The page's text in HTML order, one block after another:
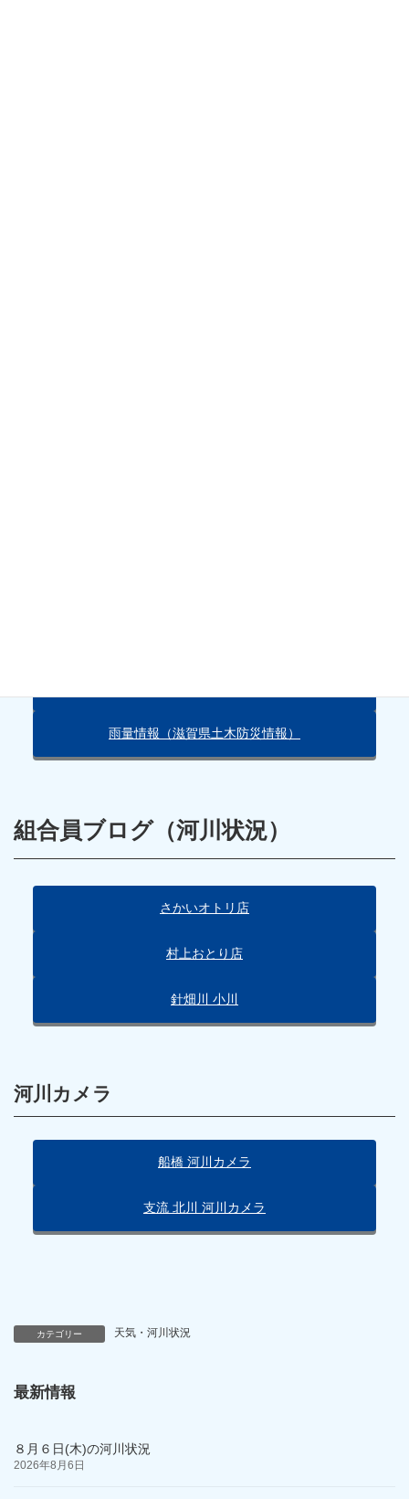
雨量情報（滋賀県土木防災情報）
組合員ブログ（河川状況）
さかいオトリ店
村上おとり店
針畑川 小川
河川カメラ
船橋 河川カメラ
支流 北川 河川カメラ
カテゴリー 天気・河川状況
最新情報
８月６日(木)の河川状況
2026年8月6日